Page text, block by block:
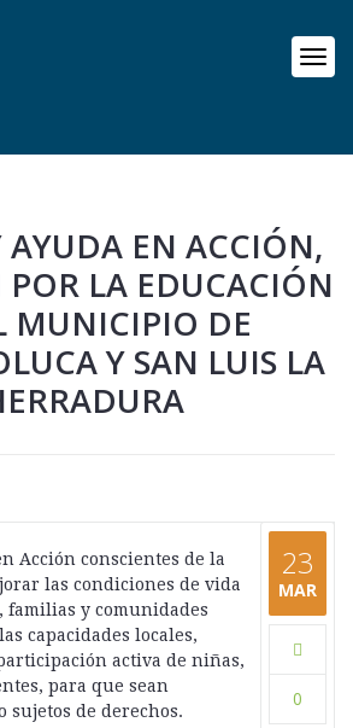
AYUDA EN ACCIÓN,
POR LA EDUCACIÓN
MUNICIPIO DE
Y SAN LUIS LA
23
MAR
0
Acción conscientes de la
las condiciones de vida
familias y comunidades
capacidades locales,
activa de niñas,
para que sean
sujetos de derechos.